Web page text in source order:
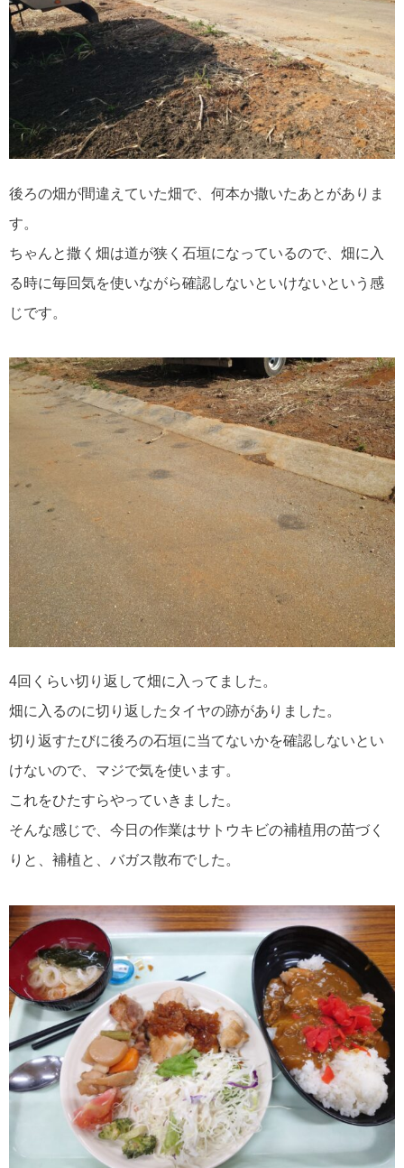
後ろの畑が間違えていた畑で、何本か撒いたあとがありま
す。
ちゃんと撒く畑は道が狭く石垣になっているので、畑に入
る時に毎回気を使いながら確認しないといけないという感
じです。
4回くらい切り返して畑に入ってました。
畑に入るのに切り返したタイヤの跡がありました。
切り返すたびに後ろの石垣に当てないかを確認しないとい
けないので、マジで気を使います。
これをひたすらやっていきました。
そんな感じで、今日の作業はサトウキビの補植用の苗づく
りと、補植と、バガス散布でした。